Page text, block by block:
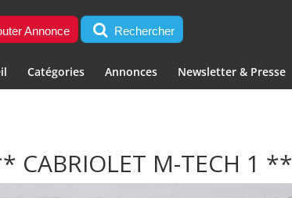
Annonce Rechercher
Catégories Annonces Newsletter & Presse
CABRIOLET M-TECH 1 **